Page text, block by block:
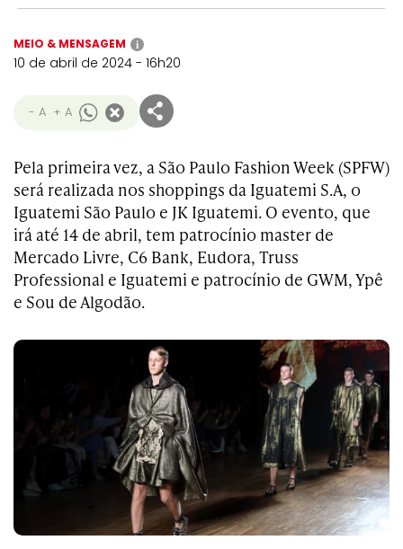
MEIO & MENSAGEM i
10 de abril de 2024 - 16h20
- A + A
Pela primeira vez, a São Paulo Fashion Week (SPFW)
será realizada nos shoppings da Iguatemi S.A, o
Iguatemi São Paulo e JK Iguatemi. O evento, que
irá até 14 de abril, tem patrocínio master de
Mercado Livre, C6 Bank, Eudora, Truss
Professional e Iguatemi e patrocínio de GWM, Ypê
e Sou de Algodão.